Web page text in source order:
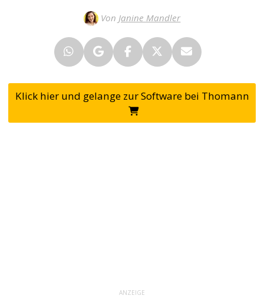
Von Janine Mandler
Klick hier und gelange zur Software bei Thomann
ANZEIGE